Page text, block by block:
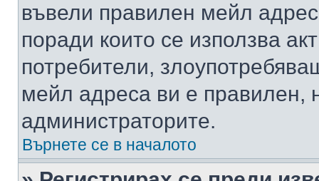
въвели правилен мейл
поради които се използва
потребители,
мейл адреса ви е правилен,
администраторите.
Върнете се в началото